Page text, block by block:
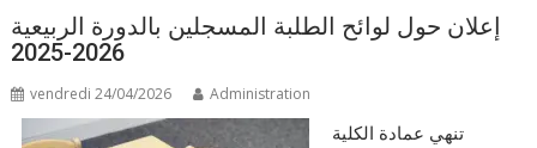
إعلان حول لوائح الطلبة المسجلين بالدورة الربيعية
2026-2025
vendredi 24/04/2026 Administration
تنهي عمادة الكلية